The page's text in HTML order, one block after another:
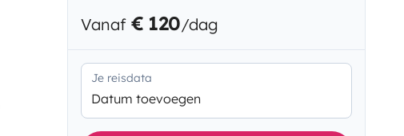
Vanaf € 120/dag
Je reisdata
Datum toevoegen